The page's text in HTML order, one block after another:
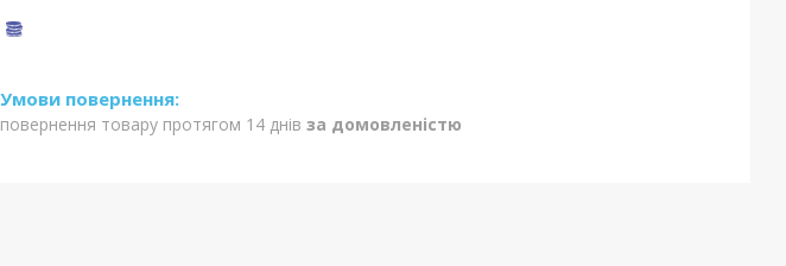
повернення товару протягом 14 днів за домовленістю